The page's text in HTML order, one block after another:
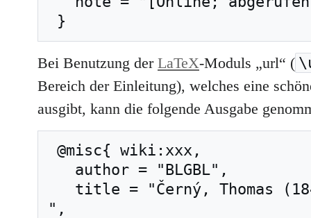
Bei Benutzung der LaTeX-Moduls „url“ (
Bereich der Einleitung), welches eine
ausgibt, kann die folgende Ausgabe
",